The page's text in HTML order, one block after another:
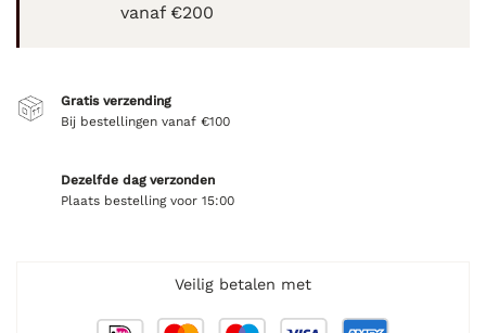
vanaf €200
Gratis verzending
Bij bestellingen vanaf €100
Dezelfde dag verzonden
Plaats bestelling voor 15:00
Veilig betalen met